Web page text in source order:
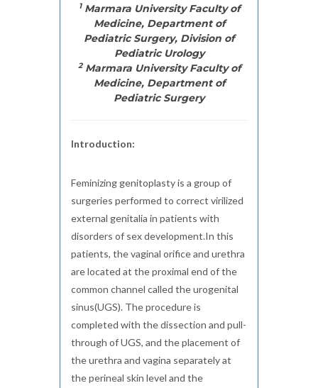
1Marmara University Faculty of
Medicine, Department of
Pediatric Surgery, Division of
Pediatric Urology
2Marmara University Faculty of
Medicine, Department of
Pediatric Surgery
Introduction:
Feminizing genitoplasty is a group of
surgeries performed to correct virilized
external genitalia in patients with
disorders of sex development.In this
patients, the vaginal orifice and urethra
are located at the proximal end of the
common channel called the urogenital
sinus(UGS). The procedure is
completed with the dissection and pull-
through of UGS, and the placement of
the urethra and vagina separately at
the perineal skin level and the